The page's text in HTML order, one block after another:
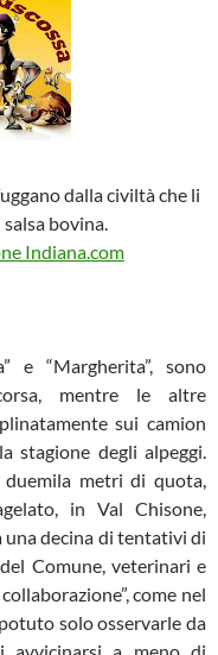
dalla civiltà che li
bovina.
Indiana.com
e “Margherita”, sono
mentre le altre
sui camion
stagione degli alpeggi.
metri di quota,
in Val Chisone,
una decina di tentativi di
Comune, veterinari e
come nel
solo osservarle da